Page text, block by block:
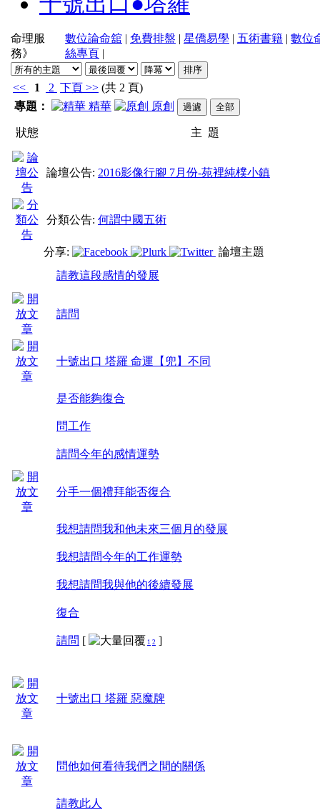
命理服
務》
數位論命舘 | 免費排盤 | 星僑易學 | 五術書籍 | 數位
絲專頁 |
<< 1 2 下頁 >> (共 2 頁)
專題：
精華 原創
狀態 主 題
論壇公告: 2016影像行腳 7月份-苑裡純樸小鎮
分類公告: 何謂中國五術
分享:
論壇主題
請教這段感情的發展
請問
十號出口 塔羅 命運【兜】不同
是否能夠復合
問工作
請問今年的感情運勢
分手一個禮拜能否復合
我想請問我和他未來三個月的發展
我想請問今年的工作運勢
我想請問我與他的後續發展
復合
請問 [ 1 2 ]
十號出口 塔羅 惡魔牌
問他如何看待我們之間的關係
請教此人